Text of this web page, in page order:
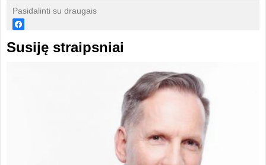
Pasidalinti su draugais
Susiję straipsniai